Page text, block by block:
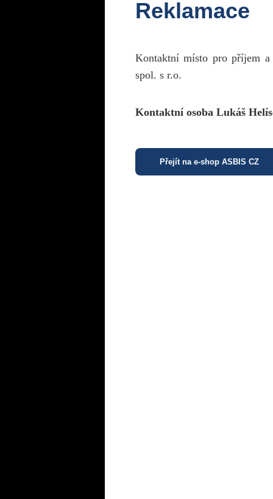
Reklamace
Kontaktní místo pro příjem
spol. s r.o.
Kontaktní osoba Lukáš
Přejít na e-shop ASBIS CZ